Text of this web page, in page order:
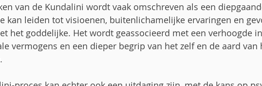
van de Kundalini wordt vaak omschreven als een
kan leiden tot visioenen, buitenlichamelijke ervaringen en
het goddelijke. Het wordt geassocieerd met een verhoogde
vermogens en een dieper begrip van het zelf en de aard van